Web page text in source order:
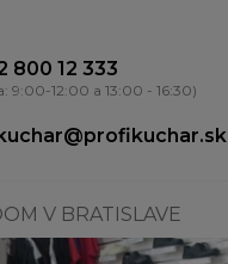
800 12 333
9:00-12:00 a 13:00 - 16:30)
V BRATISLAVE